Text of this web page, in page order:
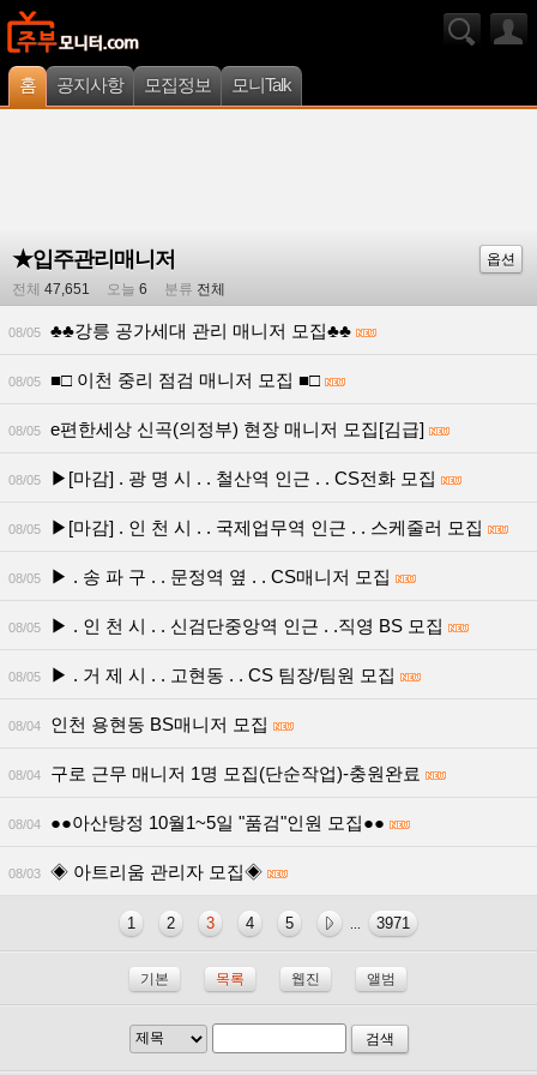
홈 공지사항 모집정보 모니Talk
★입주관리매니저
옵션
전체 47,651 오늘 6 분류 전체
08/05 ♣♣강릉 공가세대 관리 매니저 모집♣♣
08/05 ■□ 이천 중리 점검 매니저 모집 ■□
08/05 e편한세상 신곡(의정부) 현장 매니저 모집[김급]
08/05 ▶[마감] . 광 명 시 . . 철산역 인근 . . CS전화 모집
08/05 ▶[마감] . 인 천 시 . . 국제업무역 인근 . . 스케줄러 모집
08/05 ▶ . 송 파 구 . . 문정역 옆 . . CS매니저 모집
08/05 ▶ . 인 천 시 . . 신검단중앙역 인근 . .직영 BS 모집
08/05 ▶ . 거 제 시 . . 고현동 . . CS 팀장/팀원 모집
08/04 인천 용현동 BS매니저 모집
08/04 구로 근무 매니저 1명 모집(단순작업)-충원완료
08/04 ●●아산탕정 10월1~5일 "품검"인원 모집●●
08/03 ◈ 아트리움 관리자 모집◈
1 2 3 4 5 ... 3971
기본 목록 웹진 앨범
검색